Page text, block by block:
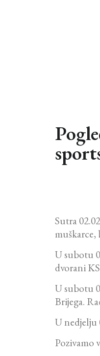
Sutra
U subotu
dvorani
U subotu
Brijega.
U nedjelju
Pozivamo